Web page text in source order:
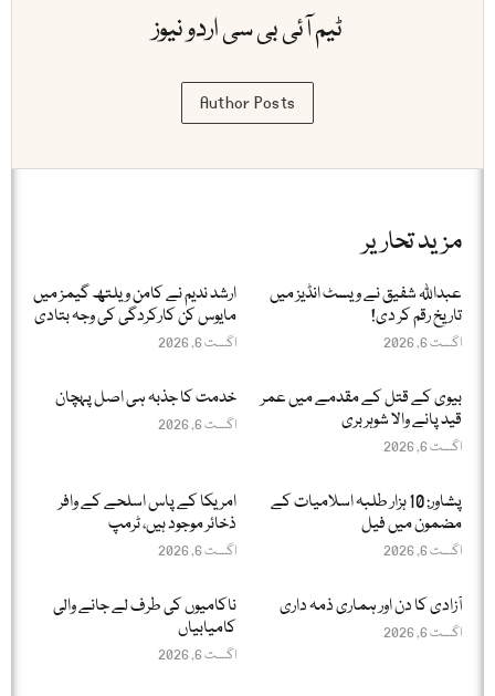
ٹیم آئی بی سی اردو نیوز
Author Posts
مزید تحاریر
عبداللّٰہ شفیق نے ویسٹ انڈیز میں
تاریخ رقم کر دی!
اگست 6, 2026
ارشد ندیم نے کامن ویلتھ گیمز میں
مایوس کن کارکردگی کی وجہ بتادی
اگست 6, 2026
بیوی کے قتل کے مقدمے میں عمر
قید پانے والا شوہر بری
اگست 6, 2026
خدمت کا جذبہ ہی اصل پہچان
اگست 6, 2026
پشاور: 10 ہزار طلبہ اسلامیات کے
مضمون میں فیل
اگست 6, 2026
امریکا کے پاس اسلحے کے وافر
ذخائر موجود ہیں، ٹرمپ
اگست 6, 2026
آزادی کا دن اور ہماری ذمہ داری
اگست 6, 2026
ناکامیوں کی طرف لے جانے والی
کامیابیاں
اگست 6, 2026